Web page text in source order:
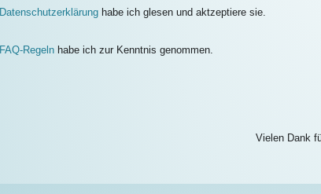
Datenschutzerklärung habe ich glesen und aktzeptiere sie.
FAQ-Regeln habe ich zur Kenntnis genommen.
Vielen Dank